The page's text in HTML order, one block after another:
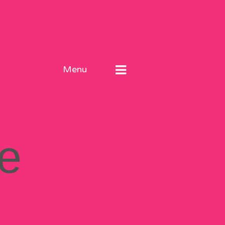
Menu